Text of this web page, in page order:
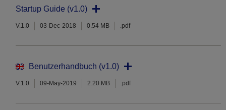
Startup Guide (v1.0)
V.1.0 03-Dec-2018 0.54 MB .pdf
Benutzerhandbuch (v1.0)
V.1.0 09-May-2019 2.20 MB .pdf